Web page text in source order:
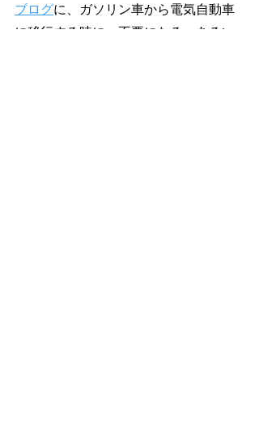
ブログに、ガソリン車から電気自動車
に移行する時に、不要になる、あるい